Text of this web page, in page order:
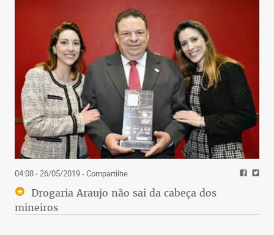
04:08 - 26/05/2019- Compartilhe
Drogaria Araujo não sai da cabeça dos
mineiros